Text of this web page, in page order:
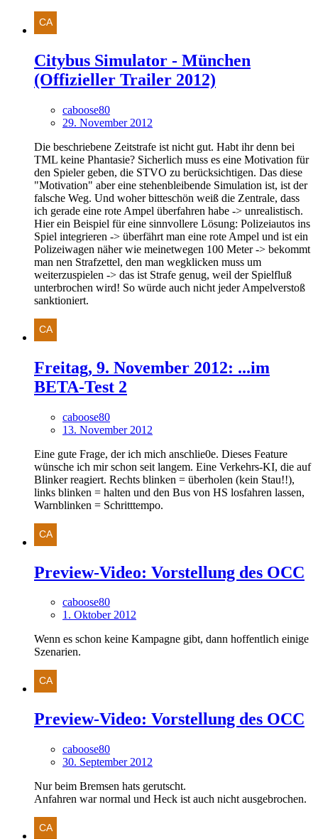
Citybus Simulator - München
(Offizieller Trailer 2012)
caboose80
29. November 2012
Die beschriebene Zeitstrafe ist nicht gut. Habt ihr denn bei
TML keine Phantasie? Sicherlich muss es eine Motivation für
den Spieler geben, die STVO zu berücksichtigen. Das diese
"Motivation" aber eine stehenbleibende Simulation ist, ist der
falsche Weg. Und woher bitteschön weiß die Zentrale, dass
ich gerade eine rote Ampel überfahren habe -> unrealistisch.
Hier ein Beispiel für eine sinnvollere Lösung: Polizeiautos ins
Spiel integrieren -> überfährt man eine rote Ampel und ist ein
Polizeiwagen näher wie meinetwegen 100 Meter -> bekommt
man nen Strafzettel, den man wegklicken muss um
weiterzuspielen -> das ist Strafe genug, weil der Spielfluß
unterbrochen wird! So würde auch nicht jeder Ampelverstoß
sanktioniert.
Freitag, 9. November 2012: ...im
BETA-Test 2
caboose80
13. November 2012
Eine gute Frage, der ich mich anschlie0e. Dieses Feature
wünsche ich mir schon seit langem. Eine Verkehrs-KI, die auf
Blinker reagiert. Rechts blinken = überholen (kein Stau!!),
links blinken = halten und den Bus von HS losfahren lassen,
Warnblinken = Schritttempo.
Preview-Video: Vorstellung des OCC
caboose80
1. Oktober 2012
Wenn es schon keine Kampagne gibt, dann hoffentlich einige
Szenarien.
Preview-Video: Vorstellung des OCC
caboose80
30. September 2012
Nur beim Bremsen hats gerutscht.
Anfahren war normal und Heck ist auch nicht ausgebrochen.